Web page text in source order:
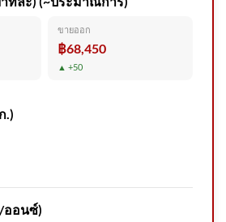
ด่วน ไวรัล 10 ล้าน “ตัสนีม” แต่ง
หน้าปรุงจัดไม่ปรุงจืด ตัวจริงตรง
หนีจนมีผู้เสียชีวิต อ้างหน้าตา
เฉยแฟน
ขายออก
฿68,450
▲ +50
.)
/ออนซ์)